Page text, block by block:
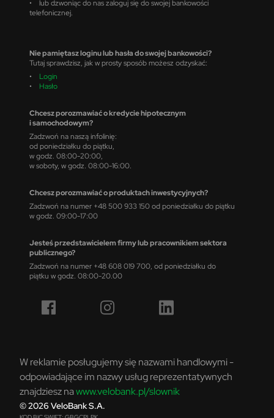
• lub dzwoniąc do nas zaloguj się do swojej bankowości
telefonicznej.
Nie pamiętasz loginu lub hasła do swojej bankowości?
Tutaj sprawdzisz, jak w prosty sposób możesz odzyskać:
• Login
• Hasło
Chcesz porozmawiać o kredycie hipotecznym
i samochodowym?
Zadzwoń na naszą infolinię:
od poniedziałku do piątku,
w godz. 08:00-20:00,
w soboty, w godz. 08:00-16:00.
Chcesz porozmawiać o produktach inwestycyjnych?
Zadzwoń na numer +48 500 933 150 od poniedziałku do piątku
w godz. 09:00-17:00
Jesteś przedstawicielem firmy lub pracownikiem sektora
publicznego?
Zadzwoń na numer +48 608 019 700, od poniedziałku do
piątku w godz. 08:00-20.00
W reklamie posługujemy się nazwami handlowymi -
odpowiadające im nazwy usług reprezentatywnych
znajdziesz nawww.velobank.pl/slownik
© 2026 VeloBank S.A.